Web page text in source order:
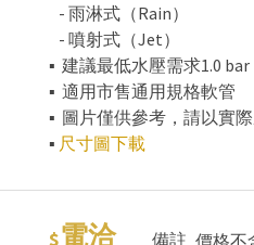
- 雨淋式（Rain）
- 噴射式（Jet）
▪ 建議最低水壓需求1.0 bar
▪ 適用市售通用規格軟管
▪ 圖片僅供參考，請以實
▪ 尺寸圖下載
電洽 備註 價格不